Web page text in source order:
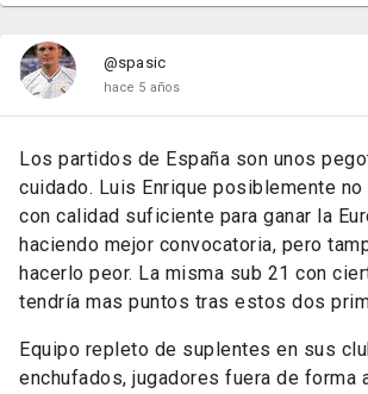
@spasic
hace 5 años
Los partidos de España son unos
cuidado. Luis Enrique posiblemente no
con calidad suficiente para ganar la
haciendo mejor convocatoria, pero
hacerlo peor. La misma sub 21 con
tendría mas puntos tras estos dos
Equipo repleto de suplentes en sus
enchufados, jugadores fuera de forma